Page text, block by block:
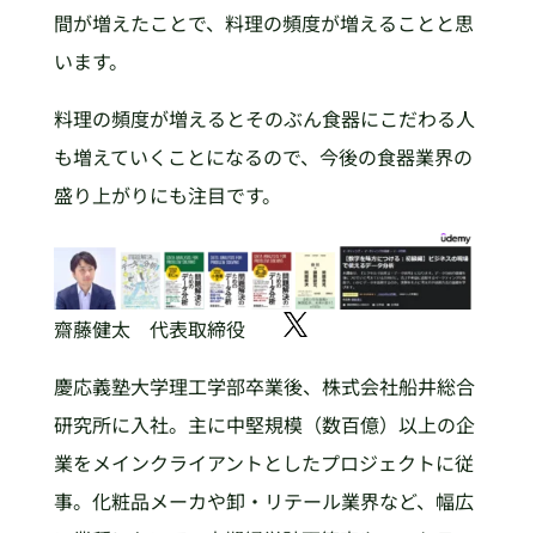
間が増えたことで、料理の頻度が増えることと思
います。
料理の頻度が増えるとそのぶん食器にこだわる人
も増えていくことになるので、今後の食器業界の
盛り上がりにも注目です。
齋藤健太 代表取締役
慶応義塾大学理工学部卒業後、株式会社船井総合
研究所に入社。主に中堅規模（数百億）以上の企
業をメインクライアントとしたプロジェクトに従
事。化粧品メーカや卸・リテール業界など、幅広